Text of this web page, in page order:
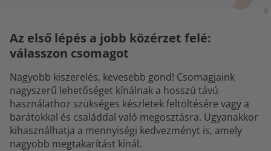
Az első lépés a jobb közérzet felé:
válasszon csomagot
Nagyobb kiszerelés, kevesebb gond! Csomagjaink
nagyszerű lehetőséget kínálnak a hosszú távú
használathoz szükséges készletek feltöltésére vagy a
barátokkal és családdal való megosztásra. Ugyanakkor
kihasználhatja a mennyiségi kedvezményt is, amely
nagyobb megtakarítást kínál.